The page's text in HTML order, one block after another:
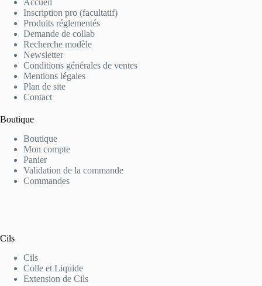
Accueil
Inscription pro (facultatif)
Produits réglementés
Demande de collab
Recherche modèle
Newsletter
Conditions générales de ventes
Mentions légales
Plan de site
Contact
Boutique
Boutique
Mon compte
Panier
Validation de la commande
Commandes
Cils
Cils
Colle et Liquide
Extension de Cils